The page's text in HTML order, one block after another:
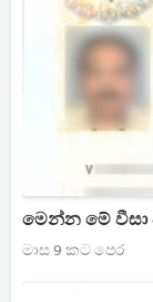
මෙන්න මේ
මාස 9 කට පෙර